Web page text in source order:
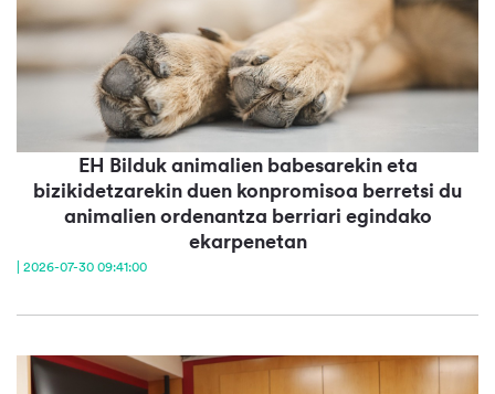
EH Bilduk animalien babesarekin eta
bizikidetzarekin duen konpromisoa berretsi du
animalien ordenantza berriari egindako
ekarpenetan
| 2026-07-30 09:41:00